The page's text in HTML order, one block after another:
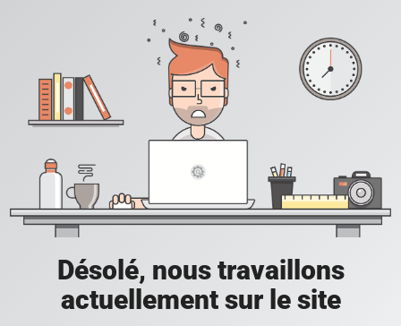
Désolé, nous travaillons
actuellement sur le site